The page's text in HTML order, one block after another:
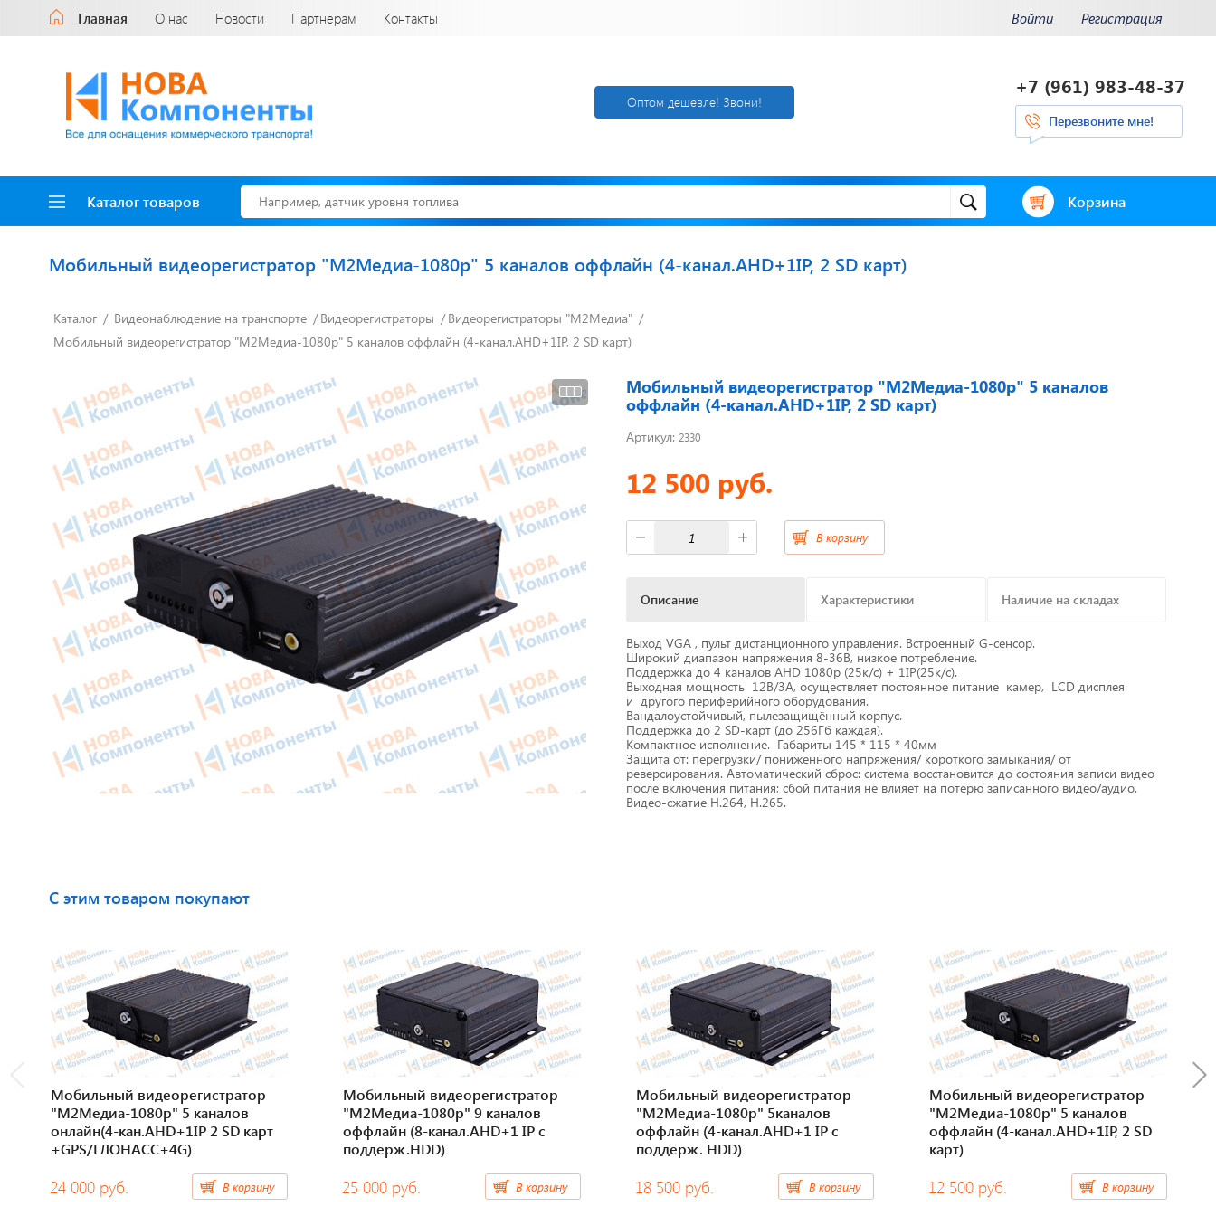
Главная О нас Новости Партнерам Контакты Войти Регистрация
Оптом дешевле! Звони!
+7 (961) 983-48-37
Перезвоните мне!
Каталог товаров Корзина
Доставка до двери
за наш счет!
с нами выгодно
Открылся новый
склад
г. Нижний
Приборные панели
Распродажа
Видеонаблюдение на транспорте
GPS и ГЛОНАСС трекеры
Датчики уровня топлива
Блоки СКЗИ (НКМ)
Тахографы
Элементы питания
GPS/GSM Антенны
Автоклимат
Датчики скорости
Картриджи для принтеров
этикеток
Короба для тахографов
Переходники, оси датчиков
Спидометры
Бумага для тахографа
Картридеры для смарт-карт
Пломбировочные материалы
Изоляционные материалы,гофра
Перчатки / Инструмент / Герметик
Хомуты пластиковые
Весь каталог
Мобильный видеорегистратор "М2Медиа-1080p" 5 каналов оффлайн (4-канал.AHD+1IP, 2 SD карт)
Каталог Видеонаблюдение на транспорте Видеорегистраторы
Видеорегистраторы "М2Медиа"
Мобильный видеорегистратор "М2Медиа-1080p" 5 каналов оффлайн (4-канал.AHD+1IP, 2 SD карт)
Мобильный видеорегистратор "М2Медиа-1080p" 5 каналов
оффлайн (4-канал.AHD+1IP, 2 SD карт)
Артикул: 2330
12 500 руб.
В корзину
Описание Характеристики Наличие на складах
Выход VGA , пульт дистанционного управления. Встроенный G-сенсор.
Широкий диапазон напряжения 8-36В, низкое потребление.
Поддержка до 4 каналов AHD 1080p (25к/с) + 1IP(25к/с).
Выходная мощность 12В/3А, осуществляет постоянное питание камер, LCD дисплея
и другого периферийного оборудования.
Вандалоустойчивый, пылезащищённый корпус.
Поддержка до 2 SD-карт (до 256Гб каждая).
Компактное исполнение. Габариты 145 * 115 * 40мм
Защита от: перегрузки/ пониженного напряжения/ короткого замыкания/ от
реверсирования. Автоматический сброс: система восстановится до состояния записи видео
после включения питания; сбой питания не влияет на потерю записанного видео/аудио.
Видео-сжатие H.264, H.265.
С этим товаром покупают
Мобильный видеорегистратор
"М2Медиа-1080p" 5 каналов
онлайн(4-кан.AHD+1IP 2 SD карт
+GPS/ГЛОНАСС+4G)
24 000 руб. В корзину
Мобильный видеорегистратор
"М2Медиа-1080p" 9 каналов
оффлайн (8-канал.AHD+1 IP с
поддерж.HDD)
25 000 руб. В корзину
Мобильный видеорегистратор
"М2Медиа-1080p" 5каналов
оффлайн (4-канал.AHD+1 IP с
поддерж. HDD)
18 500 руб. В корзину
Мобильный видеорегистратор
"М2Медиа-1080p" 5 каналов
оффлайн (4-канал.AHD+1IP, 2 SD
карт)
12 500 руб. В корзину